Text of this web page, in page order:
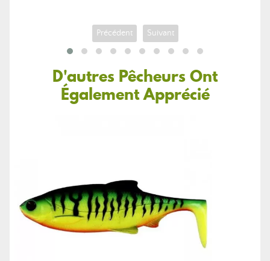
Précédent Suivant
D'autres Pêcheurs Ont
Également Apprécié